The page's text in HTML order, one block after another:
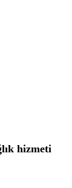
hizmeti